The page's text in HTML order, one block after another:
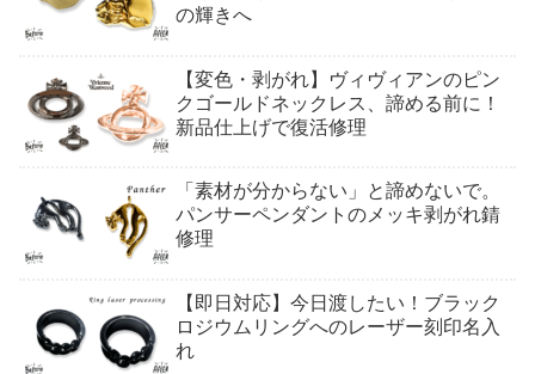
の輝きへ
【変色・剥がれ】ヴィヴィアンのピン
クゴールドネックレス、諦める前に！
新品仕上げで復活修理
「素材が分からない」と諦めないで。
パンサーペンダントのメッキ剥がれ錆
修理
【即日対応】今日渡したい！ブラック
ロジウムリングへのレーザー刻印名入
れ